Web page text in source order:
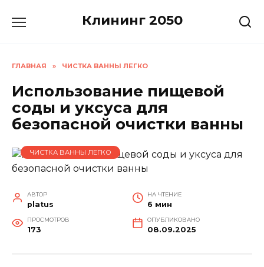
Клининг 2050
ГЛАВНАЯ » ЧИСТКА ВАННЫ ЛЕГКО
Использование пищевой
соды и уксуса для
безопасной очистки ванны
ЧИСТКА ВАННЫ ЛЕГКО
АВТОР
platus
НА ЧТЕНИЕ
6 мин
ПРОСМОТРОВ
173
ОПУБЛИКОВАНО
08.09.2025